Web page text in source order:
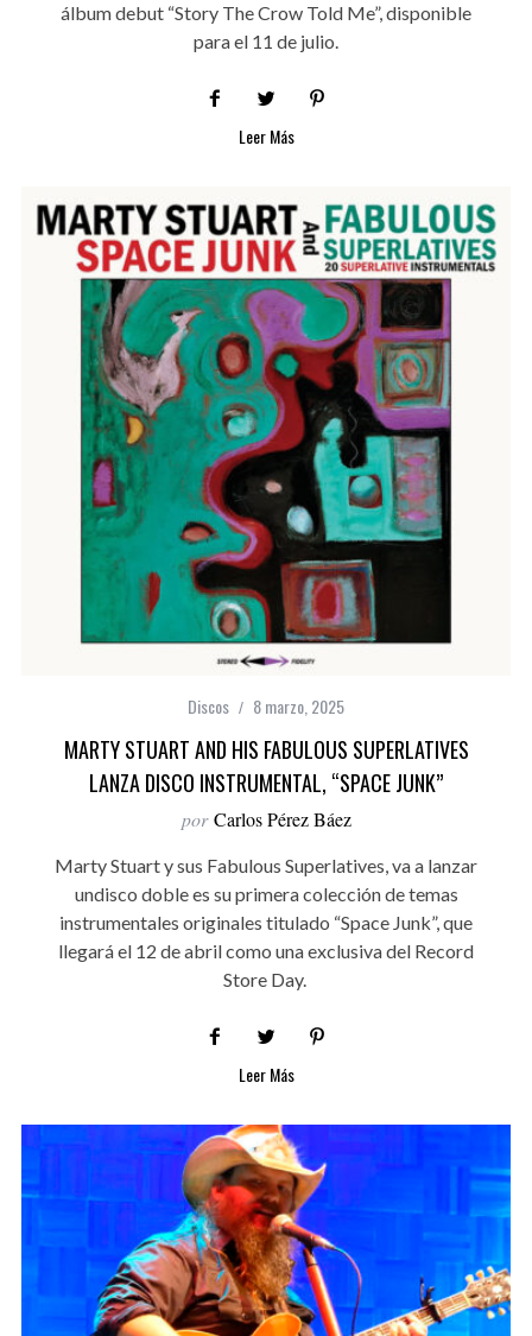
álbum debut “Story The Crow Told Me”, disponible
para el 11 de julio.
Leer Más
Discos 8 marzo, 2025
MARTY STUART AND HIS FABULOUS SUPERLATIVES
LANZA DISCO INSTRUMENTAL, “SPACE JUNK”
por Carlos Pérez Báez
Marty Stuart y sus Fabulous Superlatives, va a lanzar
undisco doble es su primera colección de temas
instrumentales originales titulado “Space Junk”, que
llegará el 12 de abril como una exclusiva del Record
Store Day.
Leer Más